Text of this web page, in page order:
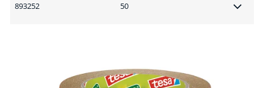
893252 50